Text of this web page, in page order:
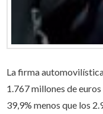
La firma
1.767 millones de
39,9% menos que los